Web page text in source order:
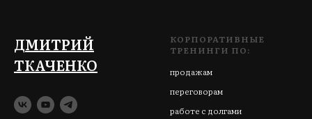
ДМИТРИЙ
ТКАЧЕНКО
КОРПОРАТИВНЫЕ
ТРЕНИНГИ ПО:
продажам
переговорам
работе с долгами